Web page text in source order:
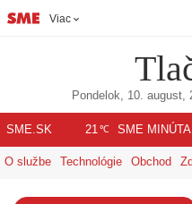
Viac
Pondelok, 10. august,
SME.SK 21℃ SME MINÚTA
O službe Technológie Obchod